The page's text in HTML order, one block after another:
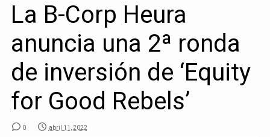
La B-Corp Heura
anuncia una 2ª ronda
de inversión de ‘Equity
for Good Rebels’
0 abril 11, 2022